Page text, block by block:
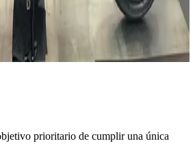
prioritario de cumplir una única